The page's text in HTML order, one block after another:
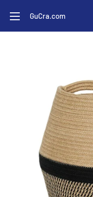
テ
GuCra.com